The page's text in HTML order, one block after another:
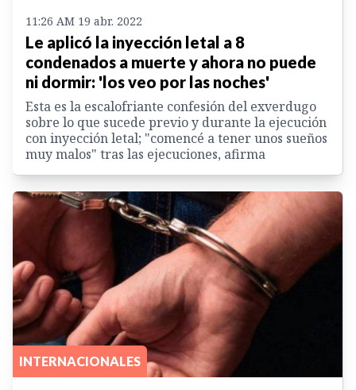
11:26 AM 19 abr. 2022
Le aplicó la inyección letal a 8
condenados a muerte y ahora no puede
ni dormir: 'los veo por las noches'
Esta es la escalofriante confesión del exverdugo
sobre lo que sucede previo y durante la ejecución
con inyección letal; "comencé a tener unos sueños
muy malos" tras las ejecuciones, afirma
INTERNACIONALES